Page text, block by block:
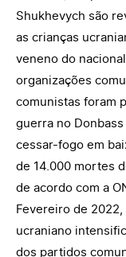
Shukhevych são
as crianças
veneno do
organizações
comunistas foram
guerra no
cessar-fogo em
de 14.000 mortes
de acordo com a
Fevereiro de
ucraniano
dos partidos